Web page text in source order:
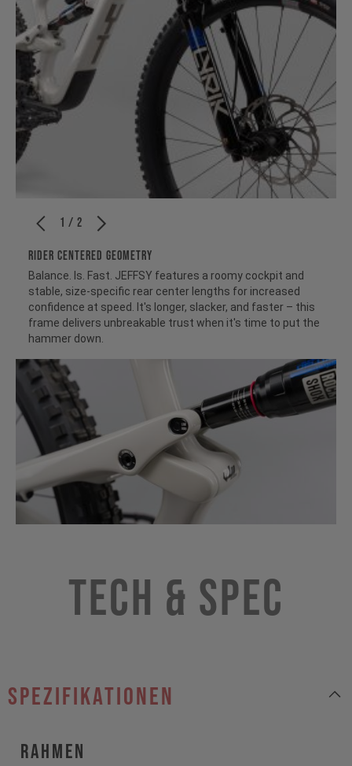
1 / 2
RIDER CENTERED GEOMETRY
Balance. Is. Fast. JEFFSY features a roomy cockpit and
stable, size-specific rear center lengths for increased
confidence at speed. It's longer, slacker, and faster – this
frame delivers unbreakable trust when it's time to put the
hammer down.
Tech & Spec
Spezifikationen
Rahmen